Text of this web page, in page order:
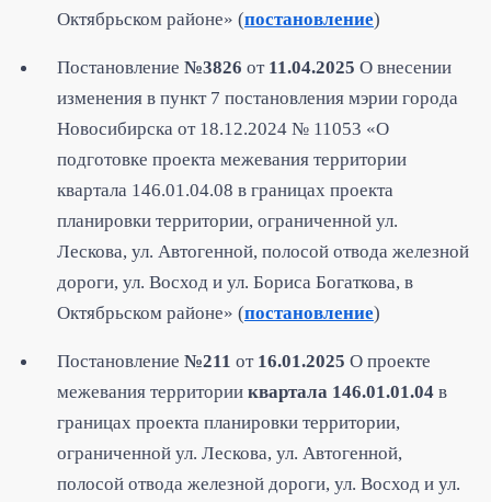
Октябрьском районе» (постановление)
Постановление №3826 от 11.04.2025 О внесении
изменения в пункт 7 постановления мэрии города
Новосибирска от 18.12.2024 № 11053 «О
подготовке проекта межевания территории
квартала 146.01.04.08 в границах проекта
планировки территории, ограниченной ул.
Лескова, ул. Автогенной, полосой отвода железной
дороги, ул. Восход и ул. Бориса Богаткова, в
Октябрьском районе» (постановление)
Постановление №211 от 16.01.2025 О проекте
межевания территории квартала 146.01.01.04 в
границах проекта планировки территории,
ограниченной ул. Лескова, ул. Автогенной,
полосой отвода железной дороги, ул. Восход и ул.